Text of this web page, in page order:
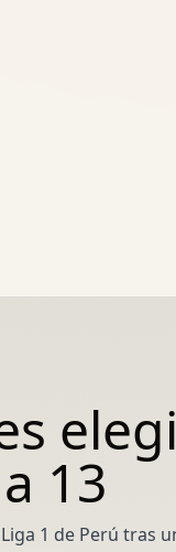
13
1 de Perú tras